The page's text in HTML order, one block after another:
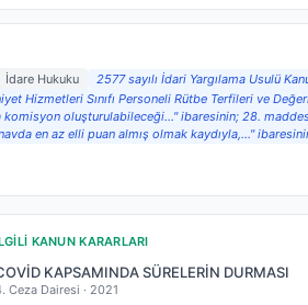
İdare Hukuku
2577 sayılı İdari Yargılama Usulü
Hizmetleri Sınıfı Personeli Rütbe Terfileri ve
oluşturulabileceği..." ibaresinin; 28.
en az elli puan almış olmak kaydıyla,..."
KANUN KARARLARI
KAPSAMINDA SÜRELERİN DURMASI
Ceza Dairesi · 2021